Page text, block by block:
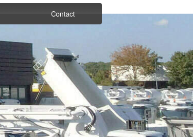
Contact